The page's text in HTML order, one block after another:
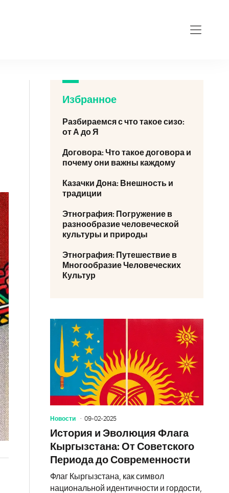
Избранное
Разбираемся с что такое сизо:
от А до Я
Договора: Что такое договора и
почему они важны каждому
Казачки Дона: Внешность и
традиции
Этнография: Погружение в
разнообразие человеческой
культуры и природы
Этнография: Путешествие в
Многообразие Человеческих
Культур
Новости 09-02-2025
История и Эволюция Флага
Кыргызстана: От Советского
Периода до Современности
Флаг Кыргызстана, как символ
национальной идентичности и гордости,